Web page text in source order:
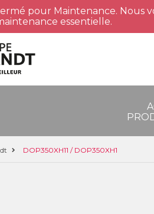
pour Maintenance. Nous
essentielle.
DOP350XH11 / DOP350XH1